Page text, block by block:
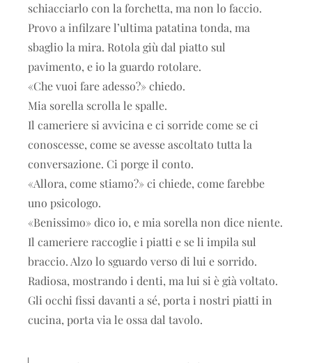
schiacciarlo con la forchetta, ma non lo faccio.
Provo a infilzare l’ultima patatina tonda, ma
sbaglio la mira. Rotola giù dal piatto sul
pavimento, e io la guardo rotolare.
«Che vuoi fare adesso?» chiedo.
Mia sorella scrolla le spalle.
Il cameriere si avvicina e ci sorride come se ci
conoscesse, come se avesse ascoltato tutta la
conversazione. Ci porge il conto.
«Allora, come stiamo?» ci chiede, come farebbe
uno psicologo.
«Benissimo» dico io, e mia sorella non dice niente.
Il cameriere raccoglie i piatti e se li impila sul
braccio. Alzo lo sguardo verso di lui e sorrido.
Radiosa, mostrando i denti, ma lui si è già voltato.
Gli occhi fissi davanti a sé, porta i nostri piatti in
cucina, porta via le ossa dal tavolo.